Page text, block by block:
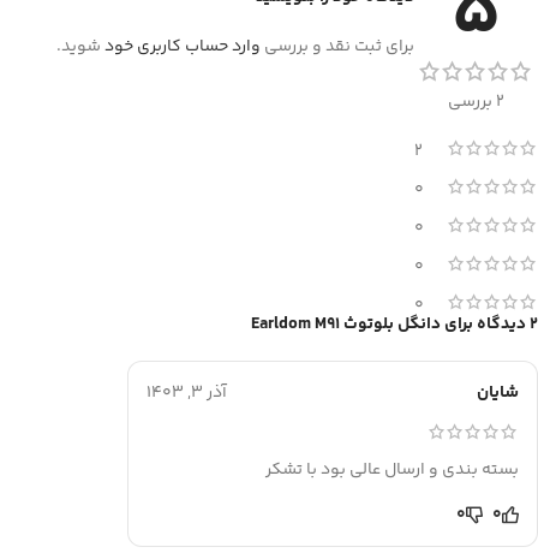
2 بررسی
2
0
0
0
0
2 دیدگاه برای دانگل بلوتوث Earldom M91
شایان آذر 3, 1403
بسته بندی و ارسال عالی بود با تشکر
0
0
برای ثبت نقد و بررسی وارد حساب کاربری خودشوید.